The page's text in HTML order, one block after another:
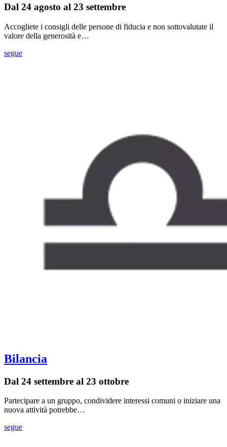
Dal 24 agosto al 23 settembre
Accogliete i consigli delle persone di fiducia e non sottovalutate il
valore della generosità e…
segue
Bilancia
Dal 24 settembre al 23 ottobre
Partecipare a un gruppo, condividere interessi comuni o iniziare una
nuova attività potrebbe…
segue